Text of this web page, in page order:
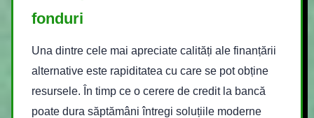
fonduri
Una dintre cele mai apreciate calități ale finanțării
alternative este rapiditatea cu care se pot obține
resursele. În timp ce o cerere de credit la bancă
poate dura săptămâni întregi soluțiile moderne